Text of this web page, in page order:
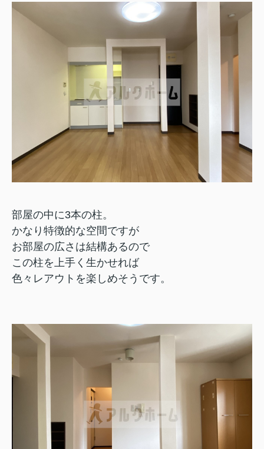
部屋の中に3本の柱。
かなり特徴的な空間ですが
お部屋の広さは結構あるので
この柱を上手く生かせれば
色々レアウトを楽しめそうです。